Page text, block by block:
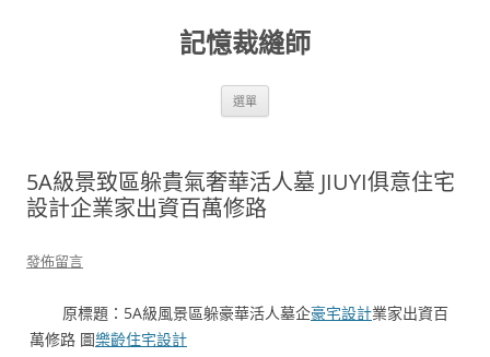
記憶裁縫師
選單
5A級景致區躲貴氣奢華活人墓 JIUYI俱意住宅
設計企業家出資百萬修路
發佈留言
原標題：5A級風景區躲豪華活人墓企豪宅設計業家出資百
萬修路 圖樂齡住宅設計